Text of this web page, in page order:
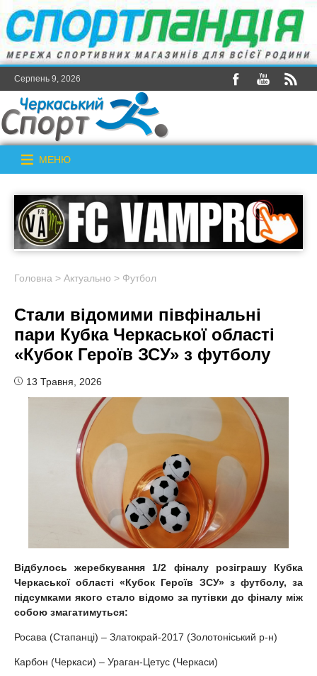
Серпень 9, 2026
МЕНЮ
Головна > Актуально > Футбол
Стали відомими півфінальні
пари Кубка Черкаської області
«Кубок Героїв ЗСУ» з футболу
13 Травня, 2026
Відбулось жеребкування 1/2 фіналу розіграшу Кубка
Черкаської області «Кубок Героїв ЗСУ» з футболу, за
підсумками якого стало відомо за путівки до фіналу між
собою змагатимуться:
Росава (Стапанці) – Златокрай-2017 (Золотоніський р-н)
Карбон (Черкаси) – Ураган-Цетус (Черкаси)